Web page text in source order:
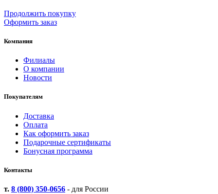
Продолжить покупку
Оформить заказ
Компания
Филиалы
О компании
Новости
Покупателям
Доставка
Оплата
Как оформить заказ
Подарочные сертификаты
Бонусная программа
Контакты
т. 8 (800) 350-0656 - для России